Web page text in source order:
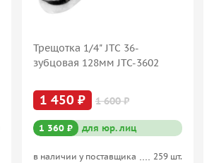
Трещотка 1/4" JTC 36-
зубцовая 128мм JTC-3602
1 450 ₽ 1 600 ₽
1 360 ₽ для юр. лиц
в наличии у поставщика 259 шт.